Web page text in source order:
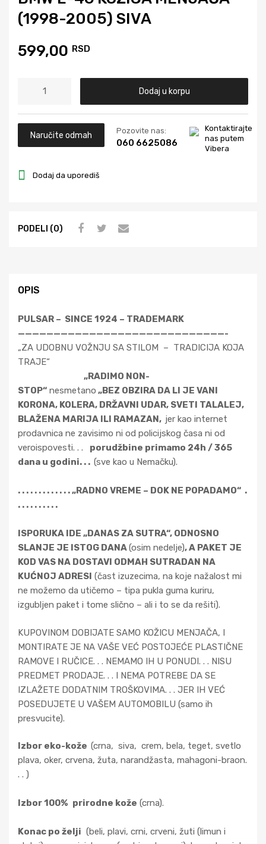
(1998-2005) SIVA
599,00 RSD
Dodaj u korpu
Naručite odmah Pozovite nas:
060 6625086
Kontaktirajte
nas putem
Vibera
Dodaj da uporediš
PODELI (0)
OPIS
PULSAR – SINCE 1924 – TRADEMARK
—————————————————————————————-
„ZA UDOBNU VOŽNJU SA STILOM – TRADICIJA KOJA
TRAJE“
„RADIMO NON-
STOP“ nesmetano „BEZ OBZIRA DA LI JE VANI
KORONA, KOLERA, DRŽAVNI UDAR, SVETI TALALEJ,
BLAŽENA MARIJA ILI RAMAZAN, jer kao internet
prodavnica ne zavisimo ni od policijskog časa ni od
veroispovesti. . .
porudžbine primamo 24h / 365
dana u godini. . . (sve kao u Nemačku).
. . . . . . . . . . . . . „RADNO VREME – DOK NE POPADAMO“ .
. . . . . . . . . .
ISPORUKA IDE „DANAS ZA SUTRA“, ODNOSNO
SLANJE JE ISTOG DANA(osim nedelje), A PAKET JE
KOD VAS NA DOSTAVI ODMAH SUTRADAN NA
KUĆNOJ ADRESI (čast izuzecima, na koje nažalost mi
ne možemo da utičemo – tipa pukla guma kuriru,
izgubljen paket i tome slično – ali i to se da rešiti).
KUPOVINOM DOBIJATE SAMO KOŽICU MENJAČA, I
MONTIRATE JE NA VAŠE VEĆ POSTOJEĆE PLASTIČNE
RAMOVE I RUČICE. . . NEMAMO IH U PONUDI. . . NISU
PREDMET PRODAJE. . . I NEMA POTREBE DA SE
IZLAŽETE DODATNIM TROŠKOVIMA. . . JER IH VEĆ
POSEDUJETE U VAŠEM AUTOMOBILU (samo ih
presvucite).
Izbor eko-kože (crna, siva, crem, bela, teget, svetlo
plava, oker, crvena, žuta, narandžasta, mahagoni-braon.
. . )
Izbor 100% prirodne kože (crna).
Konac po želji (beli, plavi, crni, crveni, žuti (limun i